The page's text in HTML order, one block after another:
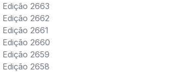
Edição 2663
Edição 2662
Edição 2661
Edição 2660
Edição 2659
Edição 2658